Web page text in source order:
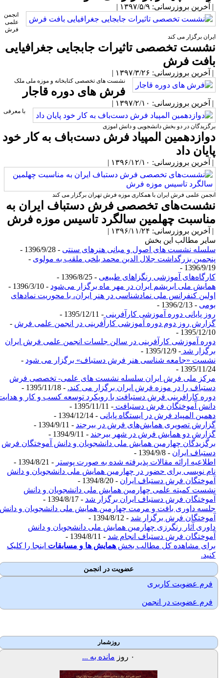
بروزرسانی: ۱۳۹۷/۵/۹ |
انجمن
علمی
فرش
برگزار می کند
تخصصی تاثیرات جابجایی جغرافیایی
فرش
بروزرسانی: ۱۳۹۷/۳/۲۶ |
نشست های تخصصی کتابخانه و موزه ملی ملک
فرش های دوره قاجار
بروزرسانی: ۱۳۹۷/۲/۱۰ |
با معرفی
در دو بخش دانشجویی و دانش اموزی
المپیاد فرش دست‌باف به کار خود
داد
بروزرسانی: ۱۳۹۶/۱۲/۱۰ |
علمی فرش ایران با همکاری موزه فرش تهران برگزار می کند
تخصصی فرش دستباف ایران به
چهلمین سالگرد تاسیس موزه فرش
بروزرسانی: ۱۳۹۶/۱۱/۲۴ |
مطالب این بخش
نشست های اصول و مبانی هنرهای سنتی- 1396/9/28 -
بزرگداشت جلال الدین محمد بلخی ملقب به مولوی-
1396/9/19
آموزشی رنگزاهای طبیعی- 1396/8/25 -
ملی ابریشم ایران در مهر ماه برگزار می‌شود- 1396/3/10 -
کنفرانس ملی نمادشناسی در هنر ایران، با محوریت نمادهای
- 1396/2/13 -
پایانی دوره آموزشی کارآفرینی - 1395/12/11 -
روز دوم دوره آموزشی کارآفرینی در انجمن علمی فرش-
1395/12/10
آموزشی کارآفرینی در سالن جلسات انجمن علمی فرش ایران
شد- 1395/12/9 -
«جامعه شناسی هنر فرش دستباف» برگزار می شود-
1395/11/24
ملی فرش ایران سلسله نشست های علمی- تخصصی فرش
را در موزه فرش ایران برگزار می کند.- 1395/11/18 -
کارافرینی فرش دستبافت با رویکرد توسعه کسب و کار و هدایت
آموختگان فرش دستبافت- 1395/11/11 -
المپیاد فرش در ایستگاه پایانی- 1394/12/14 -
تصویری همایش‌های فرش در بیرجند- 1394/9/11 -
دو همایش فرش در شهر بیرجند- 1394/9/11 -
چهارمین همایش ملی دانشجویان و دانش آموختگان فرش
ایران - 1394/9/8 -
ارائه مقالات پذیرفته شده به صورت پوستر- 1394/8/21 -
نویسی برای حضور در چهارمین همایش ملی دانشجویان و دانش
فرش دستباف ایران - 1394/8/20 -
کمیته علمی چهارمین همایش ملی دانشجویان و دانش
فرش دستباف ایران برگزار شد- 1394/8/17 -
داوری بافت و مرمت چهارمین همایش ملی دانشجویان و دانش
فرش برگزار شد- 1394/8/12 -
آثار رنگرزی چهارمین همایش ملی دانشجویان و دانش
فرش دستباف انجام شد- 1394/8/11 -
مشاهده کل مطالب بخش همایش ها و مسابقاتاینجا را کلیک
عضویت در انجمن
فرم عضویت کاربری
فرم عضویت در انجمن
روزشمار
روزمانده به ...